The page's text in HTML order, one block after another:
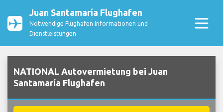
Juan Santamaría Flughafen
Notwendige Flughafen Informationen und
Dienstleistungen
NATIONAL Autovermietung bei Juan
Santamaría Flughafen